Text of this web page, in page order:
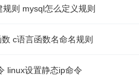
则 mysql怎么定义规则
c语言函数名命名规则
linux设置静态ip命令